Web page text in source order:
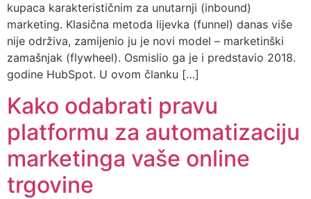
kupaca karakterističnim za unutarnji (inbound)
marketing. Klasična metoda lijevka (funnel) danas više
nije održiva, zamijenio ju je novi model – marketinški
zamašnjak (flywheel). Osmislio ga je i predstavio 2018.
godine HubSpot. U ovom članku […]
Kako odabrati pravu
platformu za automatizaciju
marketinga vaše online
trgovine